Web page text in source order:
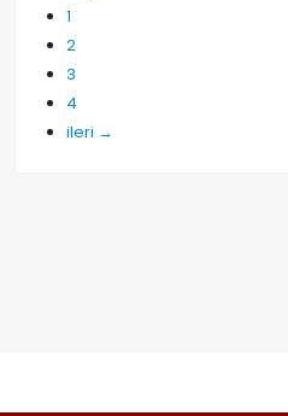
1
2
3
4
ileri →